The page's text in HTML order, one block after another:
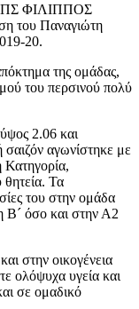
ΑΠΣ ΦΙΛΙΠΠΟΣ
του Παναγιώτη
20.
της ομάδας,
του περσινού πολύ
2.06 και
σαιζόν αγωνίστηκε με
θητεία. Τα
του στην ομάδα
Β´ όσο και στην Α2
στην οικογένεια
ολόψυχα υγεία και
σε ομαδικό